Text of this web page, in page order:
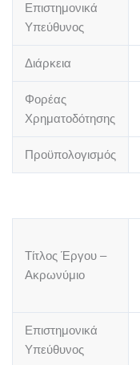
Επιστημονικά
Υπεύθυνος
Διάρκεια
Φορέας
Χρηματοδότησης
Προϋπολογισμός
Τίτλος Έργου –
Ακρωνύμιο
Επιστημονικά
Υπεύθυνος